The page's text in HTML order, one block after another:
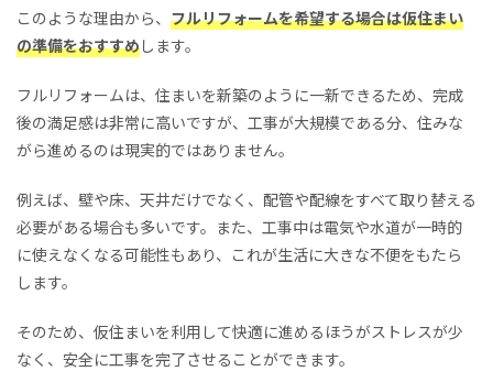
このような理由から、 フルリフォームを希望する場合は仮住まい
の準備をおすすめします。
フルリフォームは、住まいを新築のように一新できるため、完成
後の満足感は非常に高いですが、工事が大規模である分、住みな
がら進めるのは現実的ではありません。
例えば、壁や床、天井だけでなく、配管や配線をすべて取り替える
必要がある場合も多いです。また、工事中は電気や水道が一時的
に使えなくなる可能性もあり、これが生活に大きな不便をもたら
します。
そのため、仮住まいを利用して快適に進めるほうがストレスが少
なく、安全に工事を完了させることができます。